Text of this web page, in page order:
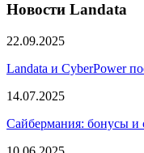
Новости Landata
22.09.2025
Landata и CyberPower
14.07.2025
Сайбермания: бонусы и